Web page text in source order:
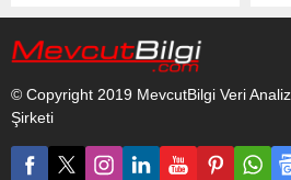
© Copyright 2019 MevcutBilgi Veri Analizi
Şirketi